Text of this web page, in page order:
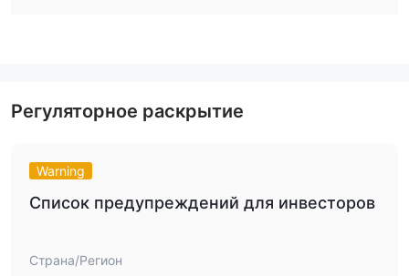
Финансовым управлением Великобритании
форекс, выданная
клонирована от PT DUPOIN FUTURES INDONESIA, и
Сингапураклонирована от DUPOIN SINGAPORE PTE. LTD.
Регуляторное раскрытие
Warning
Список предупреждений для инвесторов
Страна/Регион